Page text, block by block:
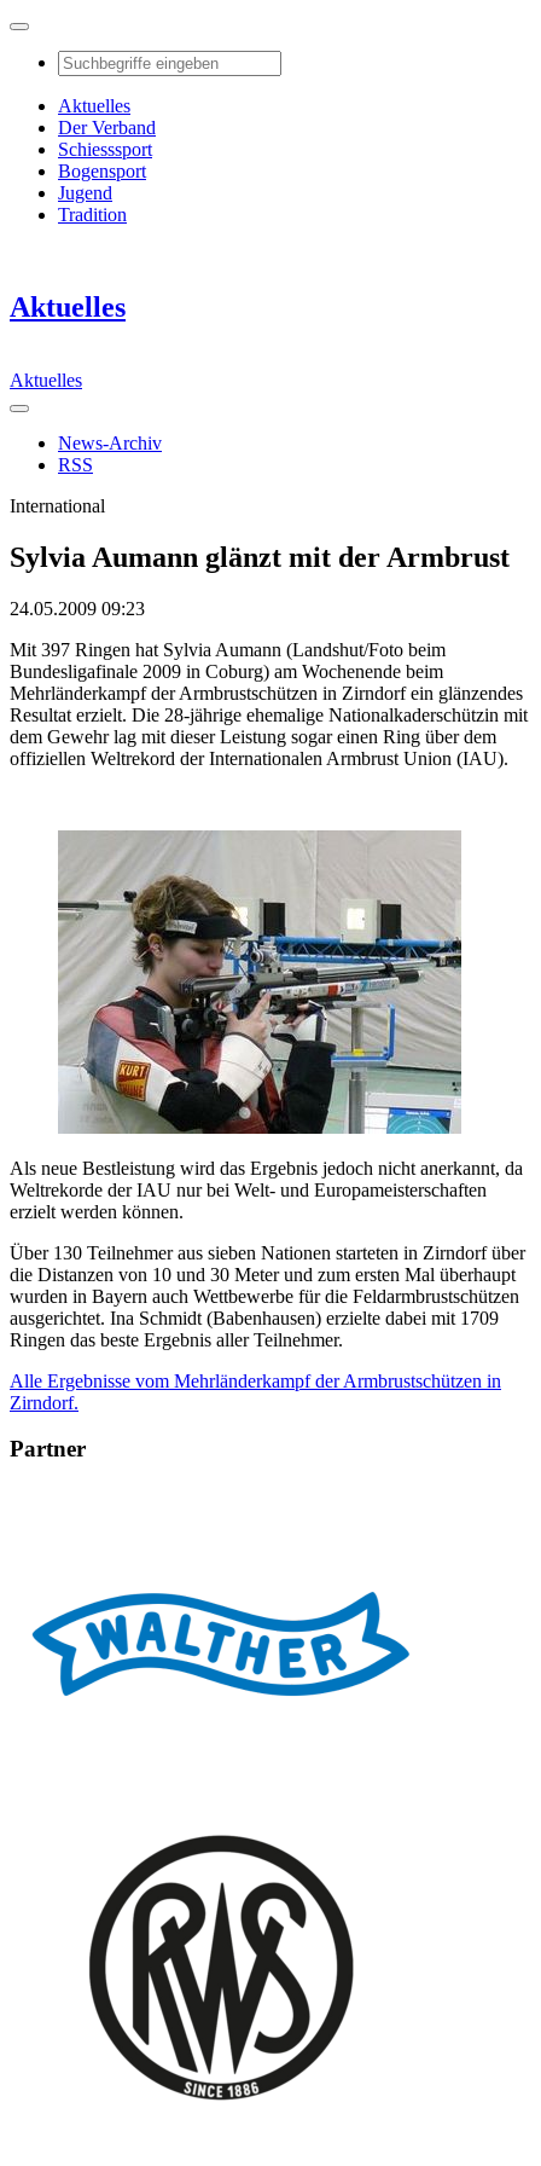
Aktuelles
Der Verband
Schiesssport
Bogensport
Jugend
Tradition
Aktuelles
Aktuelles
News-Archiv
RSS
International
Sylvia Aumann glänzt mit der Armbrust
24.05.2009 09:23
Mit 397 Ringen hat Sylvia Aumann (Landshut/Foto beim
Bundesligafinale 2009 in Coburg) am Wochenende beim
Mehrländerkampf der Armbrustschützen in Zirndorf ein glänzendes
Resultat erzielt. Die 28-jährige ehemalige Nationalkaderschützin mit
dem Gewehr lag mit dieser Leistung sogar einen Ring über dem
offiziellen Weltrekord der Internationalen Armbrust Union (IAU).
Als neue Bestleistung wird das Ergebnis jedoch nicht anerkannt, da
Weltrekorde der IAU nur bei Welt- und Europameisterschaften
erzielt werden können.
Über 130 Teilnehmer aus sieben Nationen starteten in Zirndorf über
die Distanzen von 10 und 30 Meter und zum ersten Mal überhaupt
wurden in Bayern auch Wettbewerbe für die Feldarmbrustschützen
ausgerichtet. Ina Schmidt (Babenhausen) erzielte dabei mit 1709
Ringen das beste Ergebnis aller Teilnehmer.
Alle Ergebnisse vom Mehrländerkampf der Armbrustschützen in
Zirndorf.
Partner